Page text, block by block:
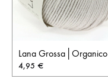
Lana Grossa│Organico
4,95 €